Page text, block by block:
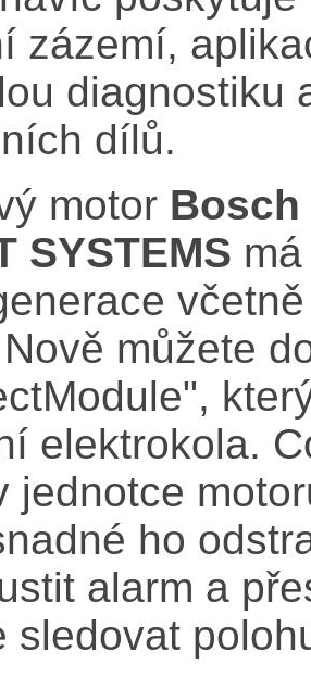
zázemí,
diagnostiku
dílů.
motor Bosch
SYSTEMS
můžete
elektrokola.
jednotce
ho
alarm a
sledovat